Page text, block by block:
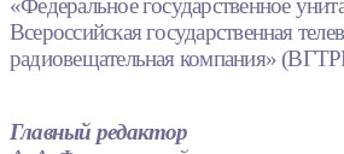
«Федеральное государственное
Всероссийская государственная
радиовещательная компания»
Главный редактор